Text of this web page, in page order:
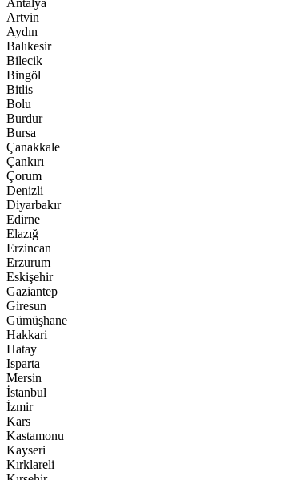
Antalya
Artvin
Aydın
Balıkesir
Bilecik
Bingöl
Bitlis
Bolu
Burdur
Bursa
Çanakkale
Çankırı
Çorum
Denizli
Diyarbakır
Edirne
Elazığ
Erzincan
Erzurum
Eskişehir
Gaziantep
Giresun
Gümüşhane
Hakkari
Hatay
Isparta
Mersin
İstanbul
İzmir
Kars
Kastamonu
Kayseri
Kırklareli